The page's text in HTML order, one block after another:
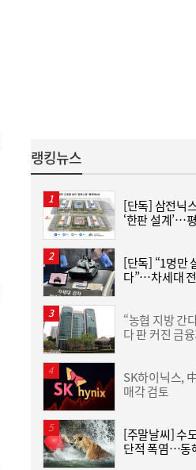
19:35
롯데케미칼, 2분기 흑자
밀화학 ‘쌍끌이’
19:32
사상 최대 실적 이어가는
배당 375원
랭킹뉴스
[단독] 삼전닉
‘한판 설계’…
[단독] “1명만
다”…차세대 전
“농협 지방 간
다 판 커진 금
SK하이닉스,
매각 검토
[주말날씨] 수
단적 폭염…동